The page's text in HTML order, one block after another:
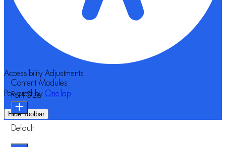
Accessibility Adjustments
Powered by OneTap
Hide Toolbar
Content Modules
Font Size
Default